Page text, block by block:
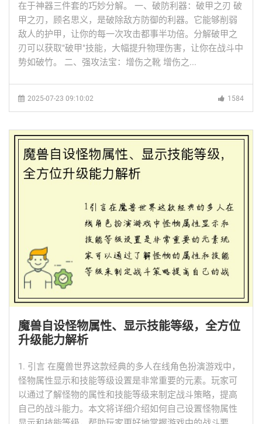
在于神器三件套的巧妙分解。 一、破防利器：破甲之刃 破
甲之刃，顾名思义，是破除敌方防御的利器。它能够削弱
敌人的护甲，让你的每一次攻击都事半功倍。分解破甲之
刃可以获取"破甲"技能，大幅提升物理伤害，让你在战斗中
势如破竹。 二、强攻法宝：增伤之靴 增伤之...
2025-07-23 09:10:02 1584
魔兽自设怪物属性、显示技能等级，全方位
升级能力解析
1. 引言 在魔兽世界这款经典的多人在线角色扮演游戏中，
怪物属性显示和技能等级设置是非常重要的元素。玩家可
以通过了解怪物的属性和技能等级来制定战斗策略，提高
自己的战斗能力。本文将详细介绍如何自己设置怪物属性